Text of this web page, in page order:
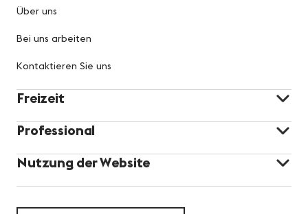
Über uns
Bei uns arbeiten
Kontaktieren Sie uns
Freizeit
Professional
Nutzung der Website